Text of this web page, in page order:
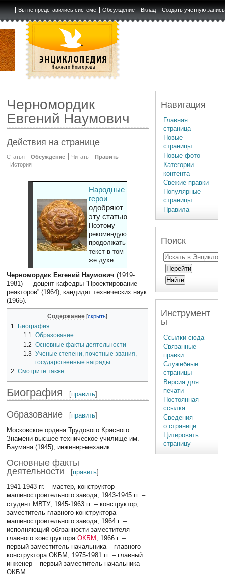
Вы не представились системе Обсуждение Вклад Создать учётную запись
Черномордик
Евгений Наумович
Действия на странице
Статья Обсуждение Читать
Править
История
Народные
герои
одобряют
эту статью
Поэтому
рекомендуют
продолжать
текст в том
же духе
Черномордик Евгений Наумович (1919-
1981) — доцент кафедры “Проектирование
реакторов” (1964), кандидат технических наук
(1965).
Содержание
1
Биография
1.1 Образование
1.2 Основные факты деятельности
1.3 Ученые степени, почетные звания,
государственные награды
2
Смотрите также
Биография [править]
Образование [править]
Московское ордена Трудового Красного
Знамени высшее техническое училище им.
Баумана (1945), инженер-механик.
Основные факты
деятельности
[править]
1941-1943 гг. – мастер, конструктор
машиностроительного завода; 1943-1945 гг. –
студент МВТУ; 1945-1963 гг. – конструктор,
заместитель главного конструктора
машиностроительного завода; 1964 г. –
исполняющий обязанности заместителя
главного конструктораОКБМ ; 1966 г. –
первый заместитель начальника – главного
конструктора ОКБМ; 1975-1981 гг. – главный
инженер – первый заместитель начальника
ОКБМ.
Навигация
Главная
страница
Новые
страницы
Новые фото
Категории
контента
Свежие правки
Популярные
страницы
Правила
Поиск
Инструмент
ы
Ссылки сюда
Связанные
правки
Служебные
страницы
Версия для
печати
Постоянная
ссылка
Сведения
о странице
Цитировать
страницу